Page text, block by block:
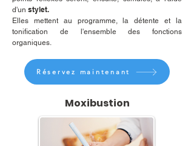
d'un stylet.
Elles mettent au programme, la détente et la
tonification de l'ensemble des fonctions
organiques.
Réservez maintenant
Moxibustion